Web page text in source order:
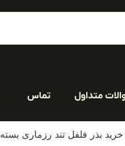
متداول تماس
بذر فلفل تند رزماری بسته ۱۰ عددی